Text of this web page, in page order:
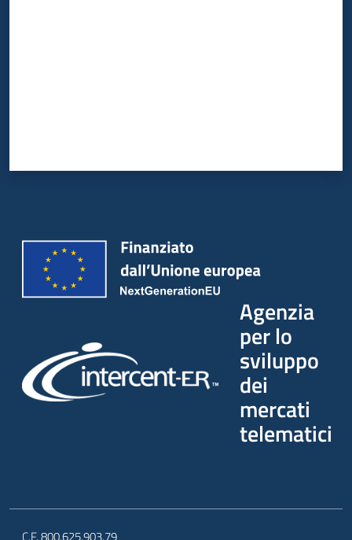
Agenzia
per lo
sviluppo
dei
mercati
telematici
C.F. 800.625.903.79